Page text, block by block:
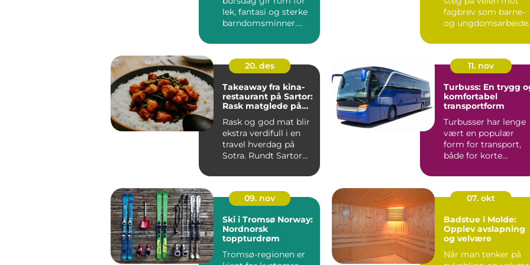
lek, fantasi og sterke
barndomsminner.
god del...
fagbrev som barne-
og
20. des
Takeaway fra kina-
restaurant på Sartor:
Rask matglede på
Rask og god mat blir
ekstra verdifull i en
travel hverdag på
Sotra. Rundt Sartor
11. nov
Turbuss: En trygg
komfortabel
transportform
Turbusser har lenge
vært en populær
form for transport,
både for korte
09. nov
Ski i Tromsø Norway:
Nordnorsk
toppturdrøm
Tromsø-regionen er
07. okt
Badstue i Molde:
Opplev avslapning
og velvære
Når man tenker på